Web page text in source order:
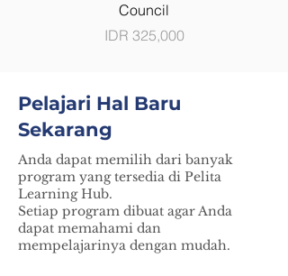
Council
Price
IDR 325,000
Pelajari Hal Baru
Sekarang
​Anda dapat memilih dari banyak
program yang tersedia di Pelita
Learning Hub.
Setiap program dibuat agar Anda
dapat memahami dan
mempelajarinya dengan mudah.